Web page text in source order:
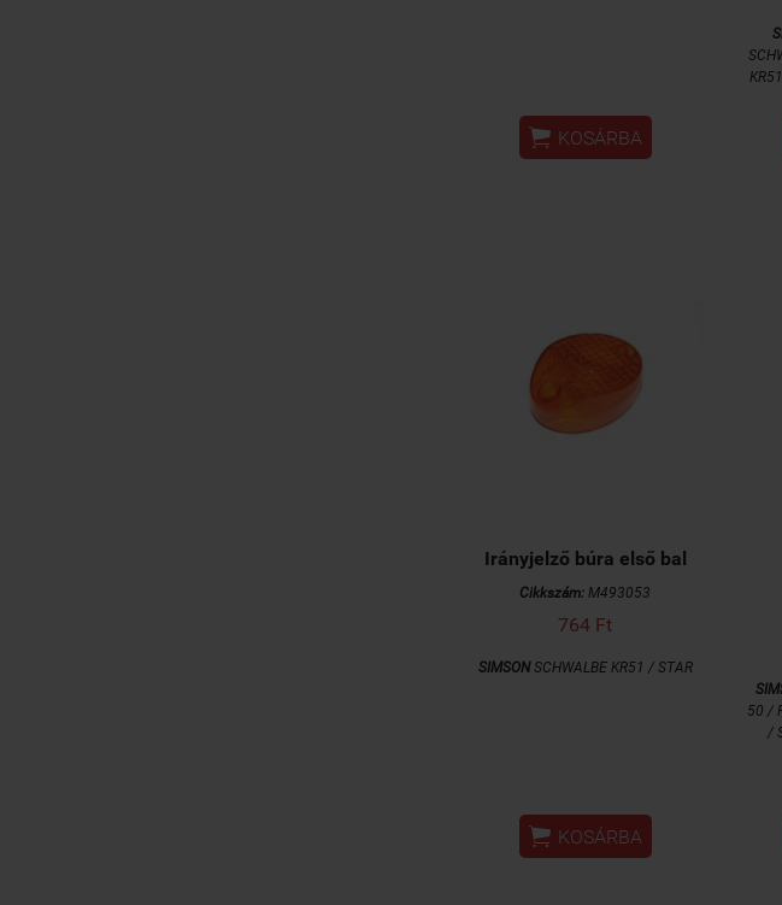
 KOSÁRBA
Irányjelző búra első bal
Cikkszám: M493053
764 Ft
SIMSONSCHWALBE KR51 / STAR
 KOSÁRBA
50 /
/